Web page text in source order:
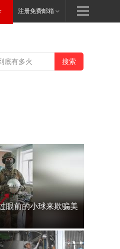
注册免费邮箱
眼前的小球来欺骗美